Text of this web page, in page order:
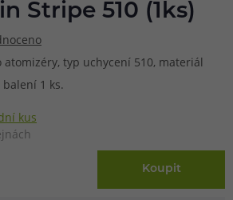
Stripe 510 (1ks)
typ uchycení 510, materiál
1 ks.
kus
Koupit